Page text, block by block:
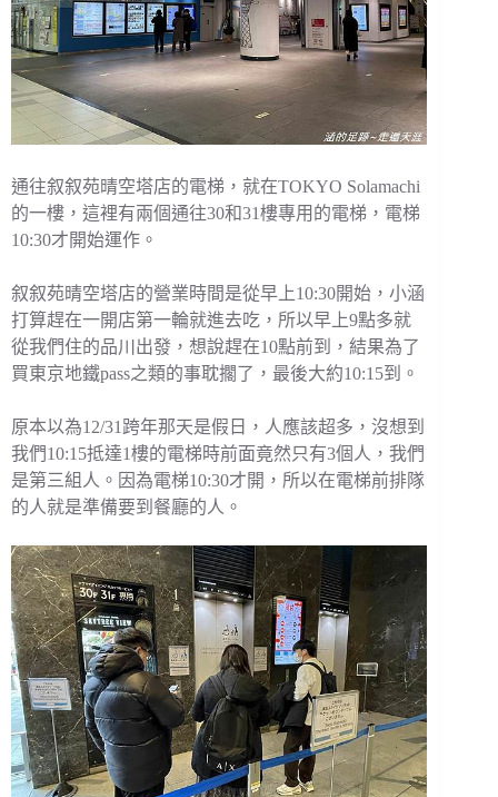
通往叙叙苑晴空塔店的電梯，就在TOKYO Solamachi
的一樓，這裡有兩個通往30和31樓專用的電梯，電梯
10:30才開始運作。
叙叙苑晴空塔店的營業時間是從早上10:30開始，小涵
打算趕在一開店第一輪就進去吃，所以早上9點多就
從我們住的品川出發，想說趕在10點前到，結果為了
買東京地鐵pass之類的事耽擱了，最後大約10:15到。
原本以為12/31跨年那天是假日，人應該超多，沒想到
我們10:15抵達1樓的電梯時前面竟然只有3個人，我們
是第三組人。因為電梯10:30才開，所以在電梯前排隊
的人就是準備要到餐廳的人。